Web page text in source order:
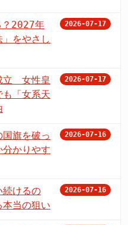
？2027年
をやさし
2026-07-17
立 女性皇
「女系天
2026-07-17
旗を破っ
かりやす
2026-07-16
続けるの
当の狙い
2026-07-16